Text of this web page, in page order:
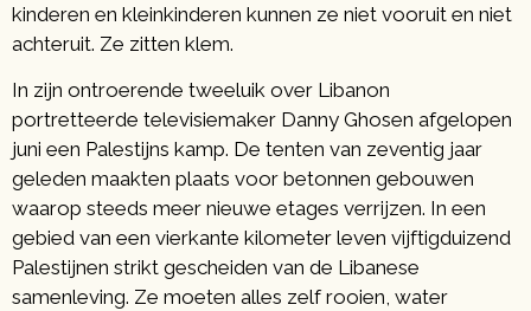
kinderen en kleinkinderen kunnen ze niet vooruit en niet
achteruit. Ze zitten klem.
In zijn ontroerende tweeluik over Libanon
portretteerde televisiemaker Danny Ghosen afgelopen
juni een Palestijns kamp. De tenten van zeventig jaar
geleden maakten plaats voor betonnen gebouwen
waarop steeds meer nieuwe etages verrijzen. In een
gebied van een vierkante kilometer leven vijftigduizend
Palestijnen strikt gescheiden van de Libanese
samenleving. Ze moeten alles zelf rooien, water